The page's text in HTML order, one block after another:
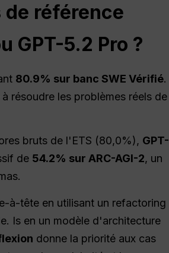
référence
GPT-5.2 Pro ?
80.9% sur banc SWE Vérifié.
résoudre les problèmes réels de
bruts de l'ETS (80,0%), GPT-
de 54.2% sur ARC-AGI-2, un
à-tête en utilisant un refactoring
Is en un modèle d'architecture
donne la priorité aux cas